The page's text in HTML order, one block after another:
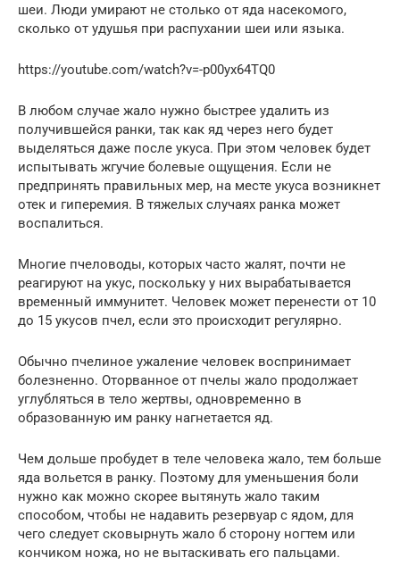
шеи. Люди умирают не столько от яда насекомого,
сколько от удушья при распухании шеи или языка.
https://youtube.com/watch?v=-p00yx64TQ0
В любом случае жало нужно быстрее удалить из
получившейся ранки, так как яд через него будет
выделяться даже после укуса. При этом человек будет
испытывать жгучие болевые ощущения. Если не
предпринять правильных мер, на месте укуса возникнет
отек и гиперемия. В тяжелых случаях ранка может
воспалиться.
Многие пчеловоды, которых часто жалят, почти не
реагируют на укус, поскольку у них вырабатывается
временный иммунитет. Человек может перенести от 10
до 15 укусов пчел, если это происходит регулярно.
Обычно пчелиное ужаление человек воспринимает
болезненно. Оторванное от пчелы жало продолжает
углубляться в тело жертвы, одновременно в
образованную им ранку нагнетается яд.
Чем дольше пробудет в теле человека жало, тем больше
яда вольется в ранку. Поэтому для уменьшения боли
нужно как можно скорее вытянуть жало таким
способом, чтобы не надавить резервуар с ядом, для
чего следует сковырнуть жало б сторону ногтем или
кончиком ножа, но не вытаскивать его пальцами.